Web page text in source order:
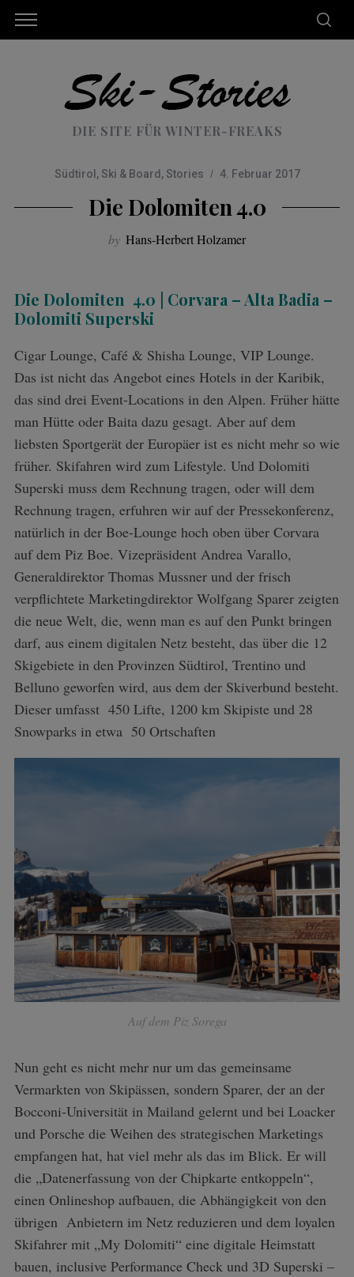
DIE SITE FÜR WINTER-FREAKS
Südtirol , Ski & Board , Stories 4. Februar 2017
Die Dolomiten 4.0
by Hans-Herbert Holzamer
Die Dolomiten 4.0 | Corvara – Alta Badia –
Dolomiti Superski
Cigar Lounge, Café & Shisha Lounge, VIP Lounge.
Das ist nicht das Angebot eines Hotels in der Karibik,
das sind drei Event-Locations in den Alpen. Früher hätte
man Hütte oder Baita dazu gesagt. Aber auf dem
liebsten Sportgerät der Europäer ist es nicht mehr so wie
früher. Skifahren wird zum Lifestyle. Und Dolomiti
Superski muss dem Rechnung tragen, oder will dem
Rechnung tragen, erfuhren wir auf der Pressekonferenz,
natürlich in der Boe-Lounge hoch oben über Corvara
auf dem Piz Boe. Vizepräsident Andrea Varallo,
Generaldirektor Thomas Mussner und der frisch
verpflichtete Marketingdirektor Wolfgang Sparer zeigten
die neue Welt, die, wenn man es auf den Punkt bringen
darf, aus einem digitalen Netz besteht, das über die 12
Skigebiete in den Provinzen Südtirol, Trentino und
Belluno geworfen wird, aus dem der Skiverbund besteht.
Dieser umfasst 450 Lifte, 1200 km Skipiste und 28
Snowparks in etwa 50 Ortschaften
Auf dem Piz Sorega
Nun geht es nicht mehr nur um das gemeinsame
Vermarkten von Skipässen, sondern Sparer, der an der
Bocconi-Universität in Mailand gelernt und bei Loacker
und Porsche die Weihen des strategischen Marketings
empfangen hat, hat viel mehr als das im Blick. Er will
die „Datenerfassung von der Chipkarte entkoppeln“,
einen Onlineshop aufbauen, die Abhängigkeit von den
übrigen Anbietern im Netz reduzieren und dem loyalen
Skifahrer mit „My Dolomiti“ eine digitale Heimstatt
bauen, inclusive Performance Check und 3D Superski –